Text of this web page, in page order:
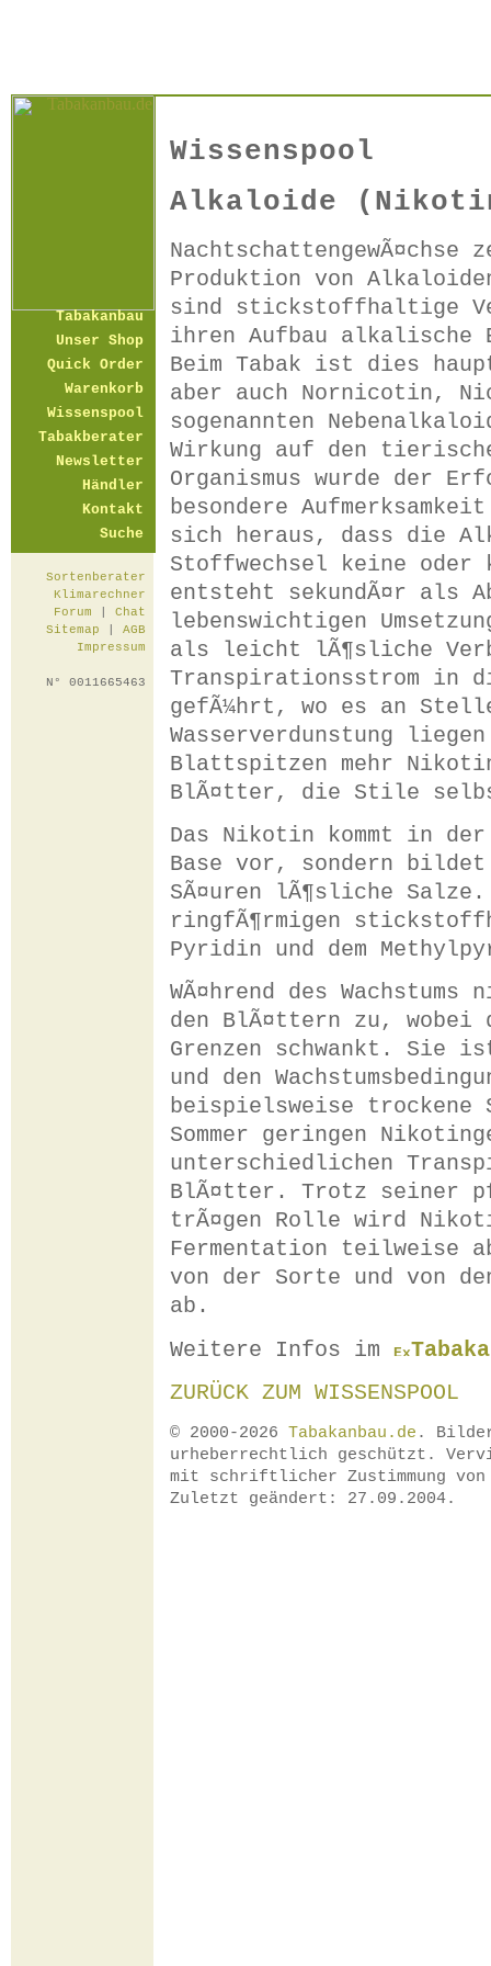
Tabakanbau
Unser Shop
Quick Order
Warenkorb
Wissenspool
Tabakberater
Newsletter
Händler
Kontakt
Suche
Sortenberater
Klimarechner
Forum
Chat
Sitemap
AGB
Impressum
N° 0011665463
Wissenspool
Alkaloide
Produktion von
sind stickstoffhaltige
ihren Aufbau alkalische
Beim Tabak ist dies
aber auch Nornicotin,
sogenannten
Wirkung auf den
Organismus wurde der
besondere
sich heraus, dass die
Stoffwechsel keine oder
entsteht sekundÃ¤r als
lebenswichtigen
als leicht lÃ¶sliche
Transpirationsstrom in
gefÃ¼hrt, wo es an
Wasserverdunstung
Blattspitzen mehr
BlÃ¤tter, die Stile
Das Nikotin kommt in
Base vor, sondern
SÃ¤uren lÃ¶sliche
ringfÃ¶rmigen
Pyridin und dem
WÃ¤hrend des
den BlÃ¤ttern zu, wobei
Grenzen schwankt. Sie
und den
beispielsweise trockene
Sommer geringen
unterschiedlichen
BlÃ¤tter. Trotz seiner
trÃ¤gen Rolle wird
Fermentation teilweise
von der Sorte und von
ab.
Weitere Infos im
ZURÜCK ZUM WISSENSPOOL
© 2000-2026 Tabakanbau.de .
urheberrechtlich geschützt.
mit schriftlicher Zustimmung
Zuletzt geändert: 27.09.2004.